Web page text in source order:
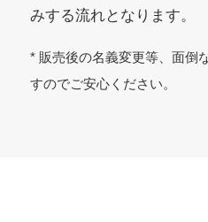
みする流れとなります。
* 販売後の名義変更等、面倒
すのでご安心ください。